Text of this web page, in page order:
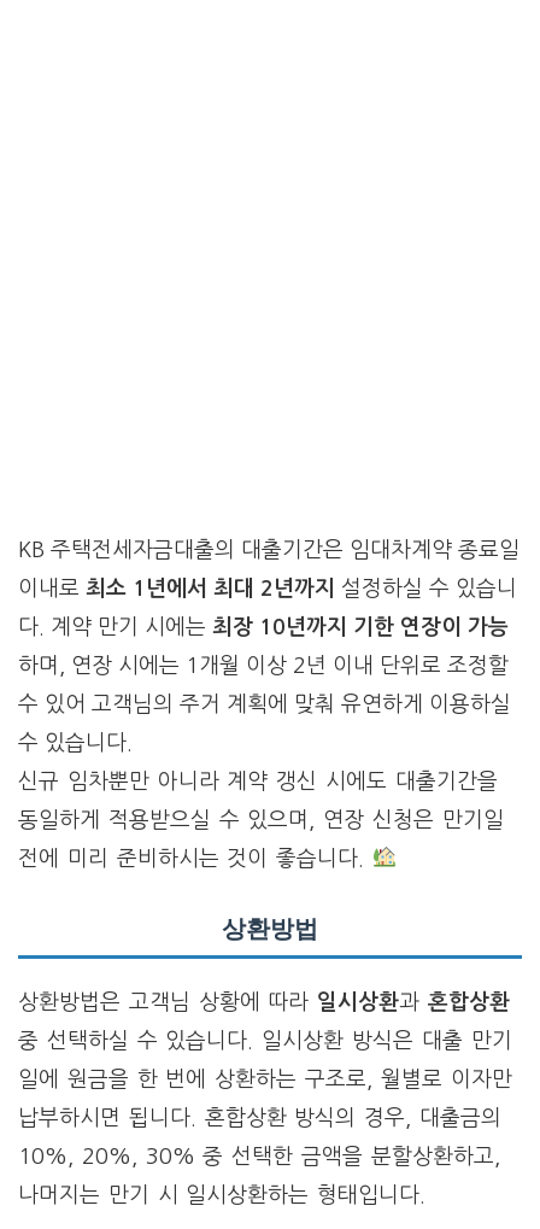
KB 주택전세자금대출의 대출기간은 임대차계약 종료일
이내로 최소 1년에서 최대 2년까지
설정하실 수 있습니
다. 계약 만기 시에는 최장 10년까지 기한 연장이 가능
하며, 연장 시에는 1개월 이상 2년 이내 단위로 조정할
수 있어 고객님의 주거 계획에 맞춰 유연하게 이용하실
수 있습니다.
신규 임차뿐만 아니라 계약 갱신 시에도 대출기간을
동일하게 적용받으실 수 있으며, 연장 신청은 만기일
전에 미리 준비하시는 것이 좋습니다.
상환방법
상환방법은 고객님 상황에 따라 일시상환과혼합상환
중 선택하실 수 있습니다. 일시상환 방식은 대출 만기
일에 원금을 한 번에 상환하는 구조로, 월별로 이자만
납부하시면 됩니다. 혼합상환 방식의 경우, 대출금의
10%, 20%, 30% 중 선택한 금액을 분할상환하고,
나머지는 만기 시 일시상환하는 형태입니다.